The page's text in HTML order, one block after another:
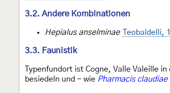
3.2. Andere Kombinationen
Hepialus anselminae Teobaldelli,
3.3. Faunistik
Typenfundort ist Cogne, Valle Valeille
besiedeln und - wie Pharmacis claudiae